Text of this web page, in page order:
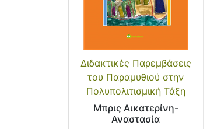
Διδακτικές Παρεμβάσεις
του Παραμυθιού στην
Πολυπολιτισμική Τάξη
Μπρις Αικατερίνη-
Αναστασία